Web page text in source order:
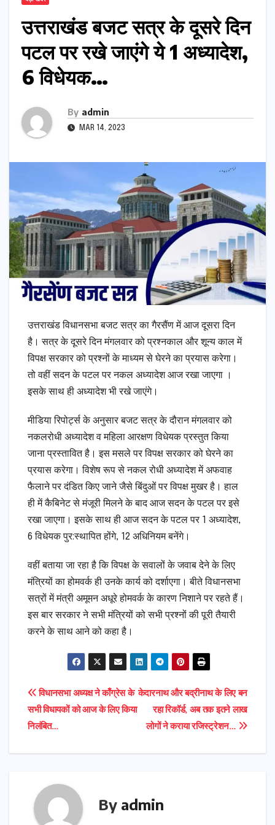
उत्तराखंड बजट सत्र के दूसरे दिन
पटल पर रखे जाएंगे ये 1 अध्यादेश,
6 विधेयक…
By admin
MAR 14, 2023
उत्तराखंड विधानसभा बजट सत्र का गैरसैंण में आज दूसरा दिन
है। सत्र के दूसरे दिन मंगलवार को प्रश्नकाल और शून्य काल में
विपक्ष सरकार को प्रश्नों के माध्यम से घेरने का प्रयास करेगा।
तो वहीं सदन के पटल पर नकल अध्यादेश आज रखा जाएगा ।
इसके साथ ही अध्यादेश भी रखे जाएंगे।
मीडिया रिपोर्ट्स के अनुसार बजट सत्र के दौरान मंगलवार को
नकलरोधी अध्यादेश व महिला आरक्षण विधेयक प्रस्तुत किया
जाना प्रस्तावित है। इस मसले पर विपक्ष सरकार को घेरने का
प्रयास करेगा। विशेष रूप से नकल रोधी अध्यादेश में अफवाह
फैलाने पर दंडित किए जाने जैसे बिंदुओं पर विपक्ष मुखर है। हाल
ही में कैबिनेट से मंजूरी मिलने के बाद आज सदन के पटल पर इसे
रखा जाएगा। इसके साथ ही आज सदन के पटल पर 1 अध्यादेश,
6 विधेयक पुर:स्थापित होंगे, 12 अधिनियम बनेंगे।
वहीं बताया जा रहा है कि विपक्ष के सवालों के जवाब देने के लिए
मंत्रियों का होमवर्क ही उनके कार्य को दर्शाएगा। बीते विधानसभा
सत्रों में मंत्री अमूमन अधूरे होमवर्क के कारण निशाने पर रहते हैं।
इस बार सरकार ने सभी मंत्रियों को सभी प्रश्नों की पूरी तैयारी
करने के साथ आने को कहा है।
Post
navigation
केदारनाथ और बद्रीनाथ के लिए बन
रहा रिकॉर्ड, अब तक इतने लाख
लोगों ने कराया रजिस्ट्रेशन…
विधानसभा अध्यक्ष ने काँग्रेस के
सभी विधायकों को आज के लिए किया
निलंबित…
By admin